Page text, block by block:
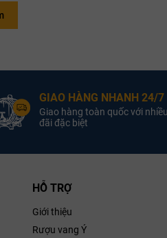
Nồng độ:
tích:
750ml
GIAO HÀNG NHANH 24/7
Giao hàng toàn quốc với
đãi đặc biệt
HỖ TRỢ
Giới thiệu
Rượu vang Ý